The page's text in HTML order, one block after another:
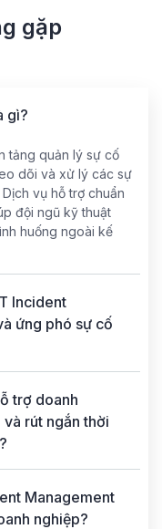
gặp
gì?
tảng quản lý sự cố
dõi và xử lý các sự
vụ hỗ trợ chuẩn
đội ngũ kỹ thuật
huống ngoài kế
Incident
ứng phó sự cố
trợ doanh
rút ngắn thời
Management
nghiệp?